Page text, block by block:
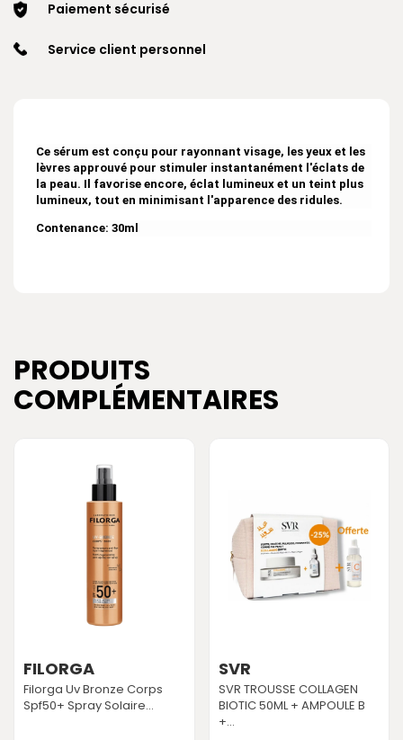
Paiement sécurisé
Service client personnel
Ce sérum est conçu pour rayonnant visage, les yeux et les
lèvres approuvé pour stimuler instantanément l'éclats de
la peau. Il favorise encore, éclat lumineux et un teint plus
lumineux, tout en minimisant l'apparence des ridules.
Contenance: 30ml
PRODUITS
COMPLÉMENTAIRES
FILORGA
Filorga Uv Bronze Corps
Spf50+ Spray Solaire...
SVR
SVR TROUSSE COLLAGEN
BIOTIC 50ML + AMPOULE B
+...